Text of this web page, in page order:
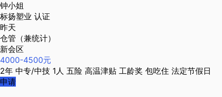
钟小姐
标扬塑业 认证
昨天
仓管（兼统计）
新会区
4000-4500元
2年 中专/中技 1人 五险 高温津贴 工龄奖 包吃住 法定节假日
申请